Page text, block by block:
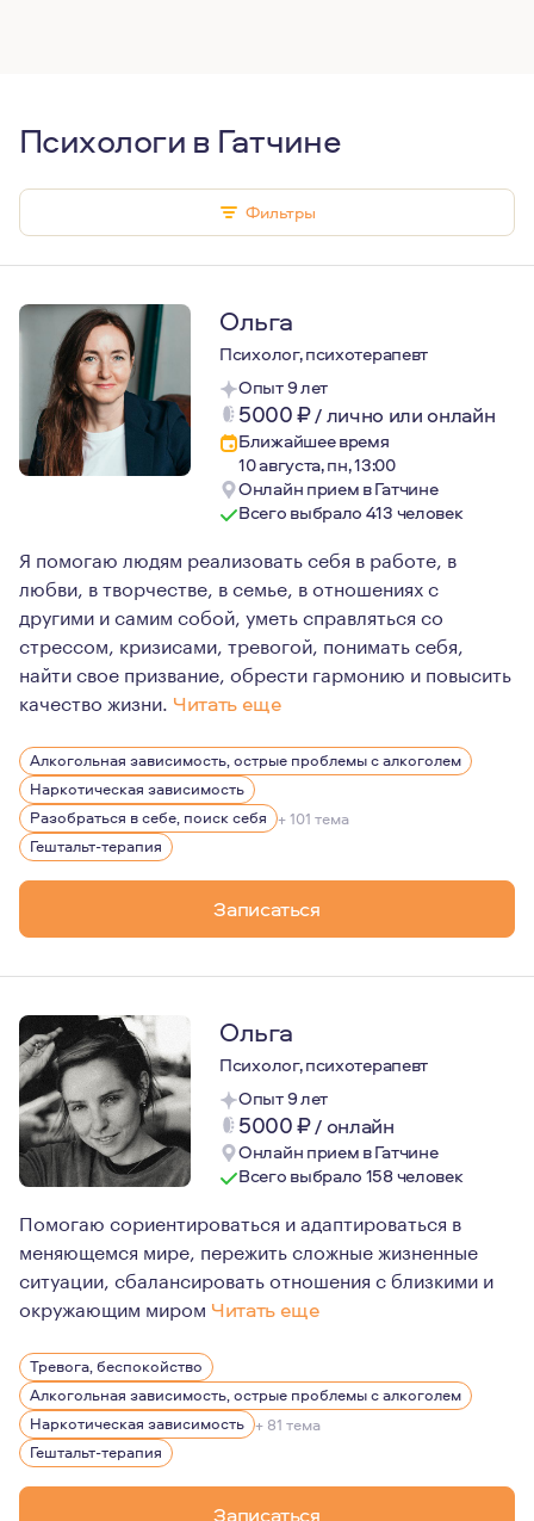
Психологи в Гатчине
Фильтры
Ольга
Психолог, психотерапевт
Опыт 9 лет
5000₽/лично или онлайн
Ближайшее время
10 августа, пн, 13:00
Онлайн прием в Гатчине
Всего выбрало 413 человек
Я помогаю людям реализовать себя в работе, в
любви, в творчестве, в семье, в отношениях с
другими и самим собой, уметь справляться со
стрессом, кризисами, тревогой, понимать себя,
найти свое призвание, обрести гармонию и повысить
качество жизни. Читать еще
Психология всегда меня интересовала, как способ
Хорошая психотерапия может многое изменить, и
Мои личные качества психолога: Я эмоционально
И самое важное про меня-это честность и глубокое
Алкогольная зависимость, острые проблемы с алкоголем
Наркотическая зависимость
Разобраться в себе, поиск себя + 101 тема
Гештальт-терапия
Записаться
Ольга
Психолог, психотерапевт
Опыт 9 лет
5000₽/ онлайн
Онлайн прием в Гатчине
Всего выбрало 158 человек
Помогаю сориентироваться и адаптироваться в
меняющемся мире, пережить сложные жизненные
ситуации, сбалансировать отношения с близкими и
окружающим миром Читать еще
По первому образованию я искусствовед, куратор
В своей практике опираюсь на гуманистические и
В работе придерживаюсь этических стандартов
Тревога, беспокойство
Алкогольная зависимость, острые проблемы с алкоголем
Наркотическая зависимость + 81 тема
Гештальт-терапия
Записаться